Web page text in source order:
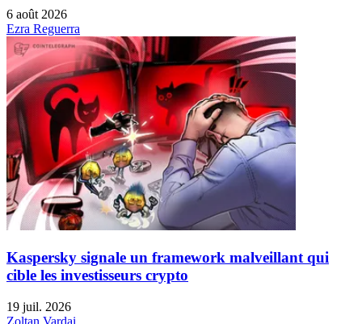
6 août 2026
Ezra Reguerra
Kaspersky signale un framework malveillant qui
cible les investisseurs crypto
19 juil. 2026
Zoltan Vardai